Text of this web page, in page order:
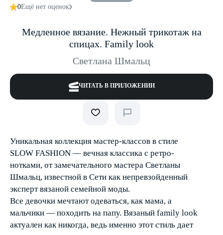
0Ещё нет оценок
Медленное вязание. Нежный трикотаж на
спицах. Family look
Светлана Шмальц
ЧИТАТЬ В ПРИЛОЖЕНИИ
Уникальная коллекция мастер-классов в стиле
SLOW FASHION — вечная классика с ретро-
нотками, от замечательного мастера Светланы
Шмальц, известной в Сети как непревзойденный
эксперт вязаной семейной моды.
Все девочки мечтают одеваться, как мама, а
мальчики — походить на папу. Вязаный family look
актуален как никогда, ведь именно этот стиль дает